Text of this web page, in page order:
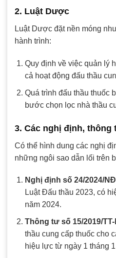
2. Luật Dược
Luật Dược đặt nền móng
hành trình:
Quy định về việc quản lý
cả hoạt động đấu thầu
Quá trình đấu thầu thuốc
bước chọn lọc nhà thầu
3. Các nghị định, thông
Có thể hình dung các nghị
những ngôi sao dẫn lối trên
Nghị định số 24/2024/
Luật Đấu thầu 2023, có
năm 2024.
Thông tư số 15/2019/
thầu cung cấp thuốc cho
hiệu lực từ ngày 1 tháng